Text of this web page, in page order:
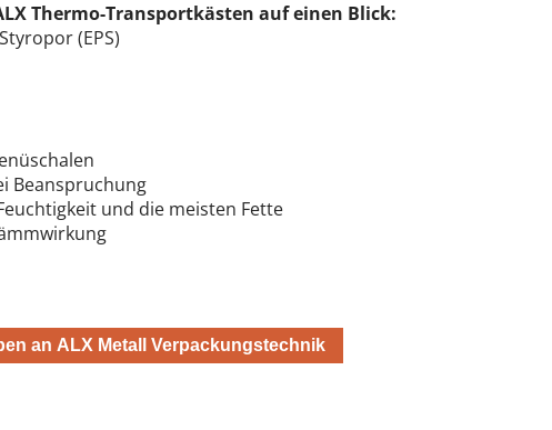
Thermo-Transportkästen auf einen Blick:
(EPS)
Beanspruchung
und die meisten Fette
an ALX Metall Verpackungstechnik